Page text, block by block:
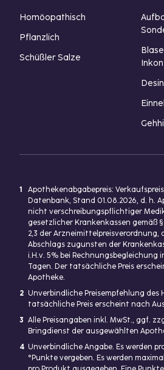
Homöopathisch
Pflanzlich
Schüßler Salze
1
Apothekenabgabepreis:
Datenbank, Stand 01.08.2026, d. h.
nicht verschreibungspflichtiger
gesetzlicher Krankenkassen gemäß §
2,3 der Arzneimittelpreisverordnung,
Abschlags zugunsten der
i.H.v. 5% bei Rechnungsbegleichung
Tagen. Der tatsächliche Preis
Apotheke.
2 Unverbindliche Preisempfehlung des
tatsächliche Preis erscheint nach
3 Alle Preisangaben inkl. MwSt., ggf.
Bringdienst der ausgewählten
4 Unverbindliche Angabe. Es werden
°Punkte vergeben. Es werden